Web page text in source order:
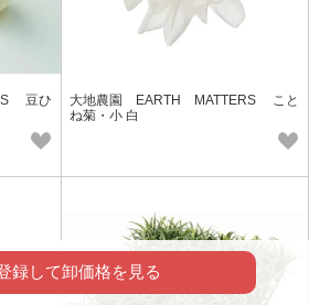
豆ひ
大地農園 EARTH MATTERS こと
ね菊・小 白
録して卸価格を見る